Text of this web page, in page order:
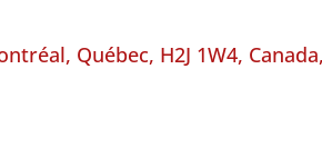
Québec, H2J 1W4,